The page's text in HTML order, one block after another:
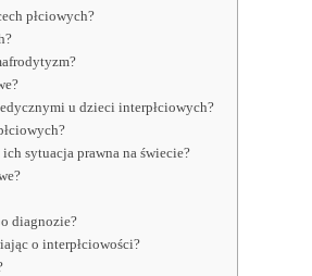
płciowych?
u dzieci interpłciowych?
sytuacja prawna na świecie?
diagnozie?
o interpłciowości?